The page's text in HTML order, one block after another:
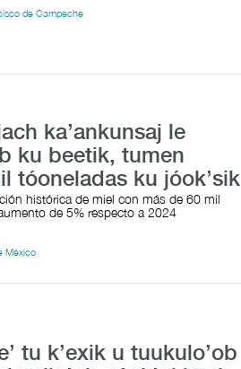
de Campeche
ka’ankunsaj le
ku beetik, tumen
tóoneladas ku jóok’sik
histórica de miel con más de 60 mil
de 5% respecto a 2024
México
tu k’exik u tuukulo’ob